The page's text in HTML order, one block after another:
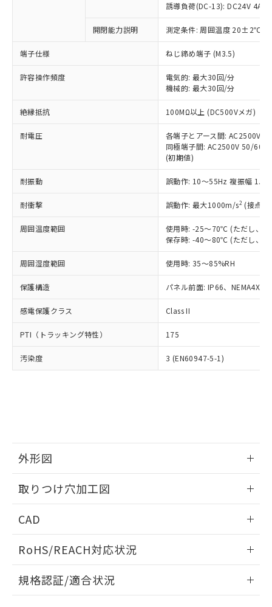
誘導負荷(DC-13): DC24V 4A/
開閉能力説明 測定条件: 周囲温度 20±2℃、
端子仕様 ねじ締め端子 (M3.5)
許容操作頻度
電気的: 最大30回/分
機械的: 最大30回/分
絶縁抵抗 100MΩ以上 (DC500Vメガ)
耐電圧
各端子とアース間: AC2500V
同極端子間: AC2500V 50/
(初期値)
耐振動 誤動作: 10～55Hz 複振幅
耐衝撃 誤動作: 最大1000m/s2 (接点
周囲温度範囲
使用時: -25～70℃ (ただし、氷
保存時: -40～80℃ (ただし、氷
周囲湿度範囲 使用時: 35～85%RH
保護構造 パネル前面: IP66、NEMA4X,
感電保護クラス Class II
PTI（トラッキング特性） 175
汚染度 3 (EN60947-5-1)
外形図
取りつけ穴加工図
CAD
ドすることができます。
ログイン/会員登録
RoHS/REACH対応状況
EU RoHS 注意事項・凡例
規格認証/適合状況
以下の条件をお読みいただき、同意のうえ
本サービスは、当社制御機器事業取扱
商品の当社在庫状況および標準価格
(税抜)を提供させていただくもので
当社制御機器事業取扱商品の中には、
本サービスの対象外となる商品もある
ことをご了承ください。
在庫状況および標準価格照会結果は、
記載している更新日時点での社内デー
タに基づき作成されるものであり、閲
覧された時点での実際の在庫および標
準価格とは異なる場合があることをご
正式な納期状況および標準価格はお客
様のお取引先、またはお客様担当のオ
ムロン制御機器販売店・当社販売員に
オムロン制御機器販売店や当社販売拠
販売ネットワーク
」をご確認
ください。
在庫状況および標準価格結果を当社の
事前の承諾なく第三者に漏洩または開
示しないようお願いします。
マイパーツ機能（部品リスト作成サー
ビス）をご利用いただくには、I-Web
品・サービスに関するお客様との取
をご了承ください。
※当社の共同利用者とは、
対応予定なし：EU RoHS指令（10物質）の
非含有に非対応の商品で、対応品を出す予
調査・確認中：EU RoHS指令（10物質）の
非含有の対応状況を調査中または確認中の
商品です。
害物質有無と関係のない商品です。
仕入先様の事情により、非含有部品として
いたものが、含有品と判明した場合などや
むを得ず変更することがあります。
鉛(Pb) 1000ppm以下、 水銀(Hg) 1000ppm以下、 カド
六価クロム(Cr(Ⅵ)) 1000ppm以下、ポリ臭化ビフェニル
類(PBB) 1000ppm以下、ポリ臭化ジフェニルエーテル類
(PBDE) 1000ppm以下、フタル酸ビス(2-エチルヘキシ
ル) (DEHP)(別名：DOP) 1000ppm以下、フタル酸ブチ
ルベンジル（BBP） 1000ppm以下、フタル酸ジブチル
（DBP） 1000ppm以下、フタル酸ジイソブチル
但し、RoHS指令で産業用監視および制御機器に対する
フタル酸エステル類の４物質については閾値を超える意
図的な使用がないことを確認しています。
※2 対応予定月
部品在庫の切り替え状況などにより、予定
月が前後することがあります。
下記の非含有証明書をダウンロードするこ
とができます。
EU RoHS指令（10物質）の非含有証明書
51物質の非含有証明書（当社基準）
※本証明書は発行日時点で非含有を証明す
ものではありません。
また、RoHS指令のフタル酸エステル類４
物質の対応では、対応完了までの期間は出
欄に対応日を記載しておりました。
既に当社にて対応品への在庫切替を完了
「○」：最大均質材料含有率が中国RoHSの
基準値以下であることを示します。
「×」：最大均質材料含有率が中国RoHSの
基準値を超えていることを示します。
「－」：未確認です。当社販売部門へお問
*中国RoHS10物質の基準値 (GB/T26572)：
Pb(鉛) :1000ppm、 Hg(水銀) : 1000ppm、 Cd(カドミウ
Cr(Ⅵ)(六価クロム) : 1000ppm、 PBBs(ポリ臭化ビフェ
ニル類) : 1000ppm、 PBDEs(ポリ臭化ジフェニルエーテ
ル類) : 1000ppm、
DBP(フタル酸ジブチル) : 1000ppm、 DIBP(フタル酸ジ
DEHP(フタル酸ビス(2-エチルヘキシル)) : 1000ppm
「ｅ」：有害物質（10物質）のすべてが基
準値以下であることを示します。
「10」：通常の使用状況下において有害物
質が外部に漏えいし、環境に深刻な影響を
当社は、これら貴社製品のうち、外国
為替および外国貿易法に定める商品
（以下｢規制貨物等」という）を輸出
または国外への提供する場合は、日本
国政府の輸出許可(または役務取引許
可)を取得するなどの必要な手続きを
当社は規制貨物を破棄する場合は、完
全に破砕するなど、違法に輸出されな
いよう必要な手段を講じます。
当社は貴社製品を、核兵器、ミサイ
ル、化学兵器、生物兵器またはその他
武器並びにこれらの製造装置等に一切
当社は、貴社製品を第三者に販売する
場合は、上記1、2および3の内容を当
該第三者に通知します。また当社は、
販売先および販売に係わる関係者が違
法に輸出するおそれがある場合は、取
一定数以上の在庫あり
一定数には満たないが在庫あり
在庫なし(最新の在庫状況につ
いては、お客様のお取引先、ま
たはお客様担当のオムロン制御
機器販売店・当社販売員にご確
認ください)
白
受注生産機種、また在庫状況の
情報を公開していない機種